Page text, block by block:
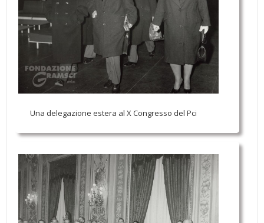
Una delegazione estera al X Congresso del Pci